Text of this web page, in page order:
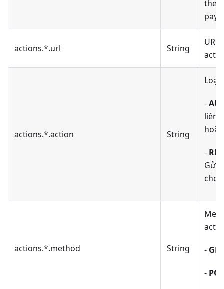
theo
actions.*.url String
URL
actions.*.action String
Loại
-
liên
-
Gửi
cho
actions.*.method String - GET
-